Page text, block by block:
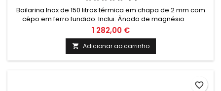
Bailarina Inox de 150 litros térmica em chapa de 2 mm com
cêpo em ferro fundido. Inclui: Ânodo de magnésio
Valvula de segurança 6 Bar Termómetro e cordão
refratário Medidas: Altura: 1400mm Altura total com cepo:
1770mm Diametro: 520mm
1 282,00 €
 Adicionar ao carrinho
favorite_border